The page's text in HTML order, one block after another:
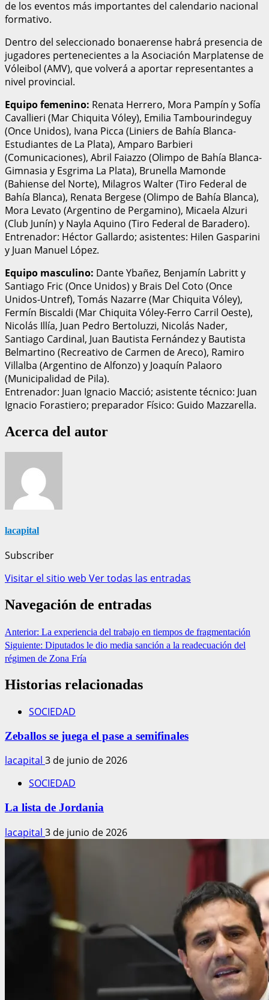
de los eventos más importantes del calendario nacional
formativo.
Dentro del seleccionado bonaerense habrá presencia de
jugadores pertenecientes a la Asociación Marplatense de
Vóleibol (AMV), que volverá a aportar representantes a
nivel provincial.
Equipo femenino: Renata Herrero, Mora Pampín y Sofía
Cavallieri (Mar Chiquita Vóley), Emilia Tambourindeguy
(Once Unidos), Ivana Picca (Liniers de Bahía Blanca-
Estudiantes de La Plata), Amparo Barbieri
(Comunicaciones), Abril Faiazzo (Olimpo de Bahía Blanca-
Gimnasia y Esgrima La Plata), Brunella Mamonde
(Bahiense del Norte), Milagros Walter (Tiro Federal de
Bahía Blanca), Renata Bergese (Olimpo de Bahía Blanca),
Mora Levato (Argentino de Pergamino), Micaela Alzuri
(Club Junín) y Nayla Aquino (Tiro Federal de Baradero).
Entrenador: Héctor Gallardo; asistentes: Hilen Gasparini
y Juan Manuel López.
Equipo masculino: Dante Ybañez, Benjamín Labritt y
Santiago Fric (Once Unidos) y Brais Del Coto (Once
Unidos-Untref), Tomás Nazarre (Mar Chiquita Vóley),
Fermín Biscaldi (Mar Chiquita Vóley-Ferro Carril Oeste),
Nicolás Illía, Juan Pedro Bertoluzzi, Nicolás Nader,
Santiago Cardinal, Juan Bautista Fernández y Bautista
Belmartino (Recreativo de Carmen de Areco), Ramiro
Villalba (Argentino de Alfonzo) y Joaquín Palaoro
(Municipalidad de Pila).
Entrenador: Juan Ignacio Macció; asistente técnico: Juan
Ignacio Forastiero; preparador Físico: Guido Mazzarella.
Acerca del autor
lacapital
Subscriber
Visitar el sitio web Ver todas las entradas
Navegación de entradas
Anterior: La experiencia del trabajo en tiempos de fragmentación
Siguiente: Diputados le dio media sanción a la readecuación del
régimen de Zona Fría
Historias relacionadas
SOCIEDAD
Zeballos se juega el pase a semifinales
lacapital 3 de junio de 2026
SOCIEDAD
La lista de Jordania
lacapital 3 de junio de 2026